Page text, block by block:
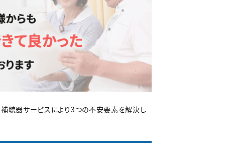
聴器サービスにより3つの不安要素を解決し